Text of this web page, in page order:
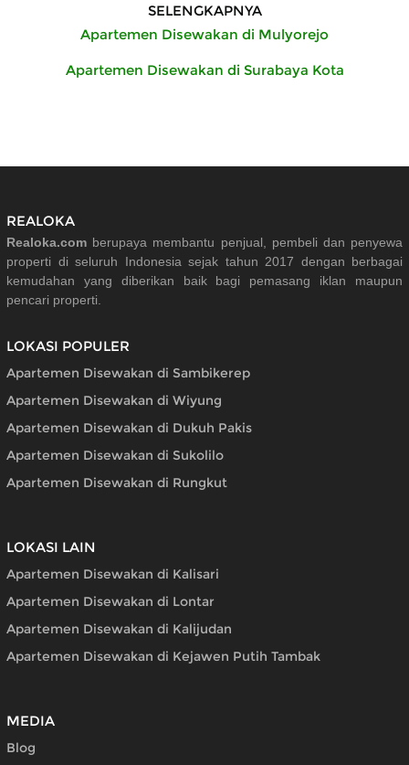
SELENGKAPNYA
Apartemen Disewakan di Mulyorejo
Apartemen Disewakan di Surabaya Kota
REALOKA
Realoka.com berupaya membantu penjual, pembeli dan penyewa
properti di seluruh Indonesia sejak tahun 2017 dengan berbagai
kemudahan yang diberikan baik bagi pemasang iklan maupun
pencari properti.
LOKASI POPULER
Apartemen Disewakan di Sambikerep
Apartemen Disewakan di Wiyung
Apartemen Disewakan di Dukuh Pakis
Apartemen Disewakan di Sukolilo
Apartemen Disewakan di Rungkut
LOKASI LAIN
Apartemen Disewakan di Kalisari
Apartemen Disewakan di Lontar
Apartemen Disewakan di Kalijudan
Apartemen Disewakan di Kejawen Putih Tambak
MEDIA
Blog